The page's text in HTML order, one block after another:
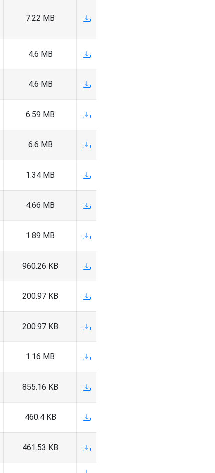
7.22 MB
4.6 MB
4.6 MB
6.59 MB
6.6 MB
1.34 MB
4.66 MB
1.89 MB
960.26 KB
200.97 KB
200.97 KB
1.16 MB
855.16 KB
460.4 KB
461.53 KB